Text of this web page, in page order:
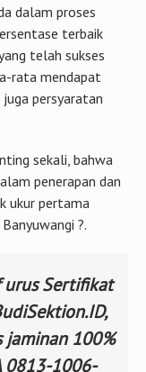
dalam proses
terbaik
telah sukses
rata mendapat
persyaratan
sekali, bahwa
penerapan dan
ukur pertama
?.
urus Sertifikat
jaminan 100%
0813-1006-